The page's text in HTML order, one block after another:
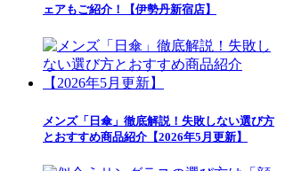
ェアもご紹介！【伊勢丹新宿店】
メンズ「日傘」徹底解説！失敗しない選び方
とおすすめ商品紹介【2026年5月更新】